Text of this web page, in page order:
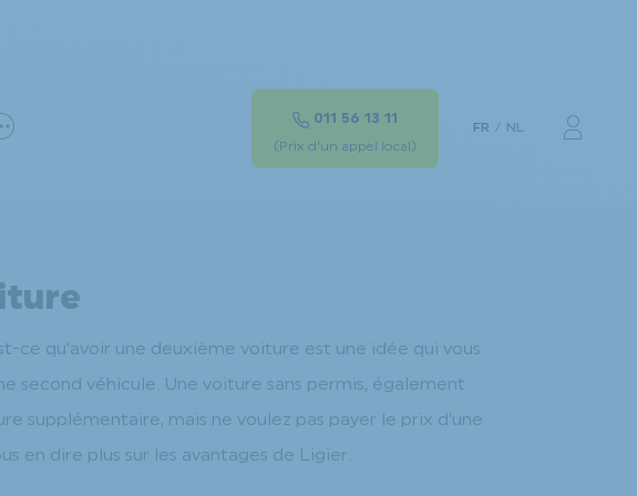
011 56 13 11
(Prix d'un appel local)
FR NL
ce qu’avoir une deuxième voiture est une idée qui vous
second véhicule. Une voiture sans permis, également
supplémentaire, mais ne voulez pas payer le prix d’une
en dire plus sur les avantages de Ligier.